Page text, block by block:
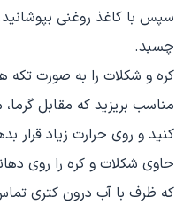
سپس با کاغذ روغنی
چسبد.
کره و شکلات را به صورت
مناسب بریزید که مقابل
کنید و روی حرارت زیاد
حاوی شکلات و کره را روی
که ظرف با آب درون کتری